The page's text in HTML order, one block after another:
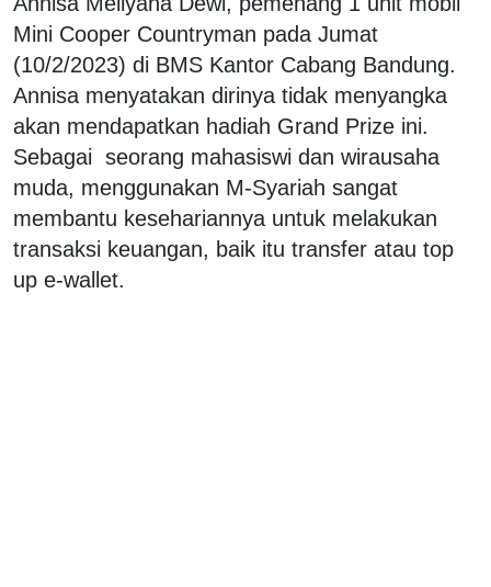
Mini Cooper Countryman pada Jumat
(10/2/2023) di BMS Kantor Cabang Bandung.
Annisa menyatakan dirinya tidak menyangka
akan mendapatkan hadiah Grand Prize ini.
Sebagai seorang mahasiswi dan wirausaha
muda, menggunakan M-Syariah sangat
membantu kesehariannya untuk melakukan
transaksi keuangan, baik itu transfer atau top
up e-wallet.